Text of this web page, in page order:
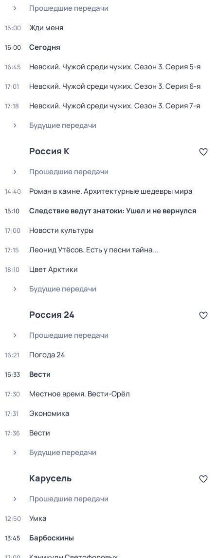
Прошедшие передачи
15:00 Жди меня
16:00 Сегодня
16:45 Невский. Чужой среди чужих. Сезон 3. Серия 5-я
17:01 Невский. Чужой среди чужих. Сезон 3. Серия 6-я
17:18 Невский. Чужой среди чужих. Сезон 3. Серия 7-я
Будущие передачи
Россия К
Прошедшие передачи
14:40 Роман в камне. Архитектурные шедевры мира
15:10 Следствие ведут знатоки: Ушел и не вернулся
17:00 Новости культуры
17:15 Леонид Утёсов. Есть у песни тайна...
18:10
Цвет Арктики
Будущие передачи
Россия 24
Прошедшие передачи
16:21 Погода 24
16:33 Вести
17:30 Местное время. Вести-Орёл
17:31 Экономика
17:36
Вести
Будущие передачи
Карусель
Прошедшие передачи
12:50 Умка
13:45 Барбоскины